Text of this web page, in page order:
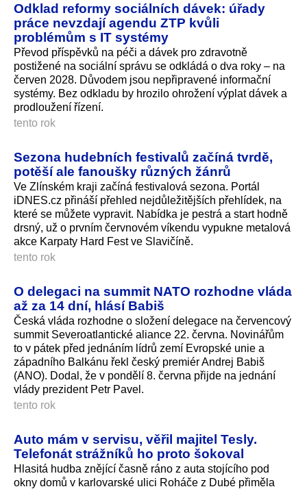
Odklad reformy sociálních dávek: úřady
práce nevzdají agendu ZTP kvůli
problémům s IT systémy
Převod příspěvků na péči a dávek pro zdravotně
postižené na sociální správu se odkládá o dva roky – na
červen 2028. Důvodem jsou nepřipravené informační
systémy. Bez odkladu by hrozilo ohrožení výplat dávek a
prodloužení řízení.
tento rok
Sezona hudebních festivalů začíná tvrdě,
potěší ale fanoušky různých žánrů
Ve Zlínském kraji začíná festivalová sezona. Portál
iDNES.cz přináší přehled nejdůležitějších přehlídek, na
které se můžete vypravit. Nabídka je pestrá a start hodně
drsný, už o prvním červnovém víkendu vypukne metalová
akce Karpaty Hard Fest ve Slavičíně.
tento rok
O delegaci na summit NATO rozhodne vláda
až za 14 dní, hlásí Babiš
Česká vláda rozhodne o složení delegace na červencový
summit Severoatlantické aliance 22. června. Novinářům
to v pátek před jednáním lídrů zemí Evropské unie a
západního Balkánu řekl český premiér Andrej Babiš
(ANO). Dodal, že v pondělí 8. června přijde na jednání
vlády prezident Petr Pavel.
tento rok
Auto mám v servisu, věřil majitel Tesly.
Telefonát strážníků ho proto šokoval
Hlasitá hudba znějící časně ráno z auta stojícího pod
okny domů v karlovarské ulici Roháče z Dubé přiměla